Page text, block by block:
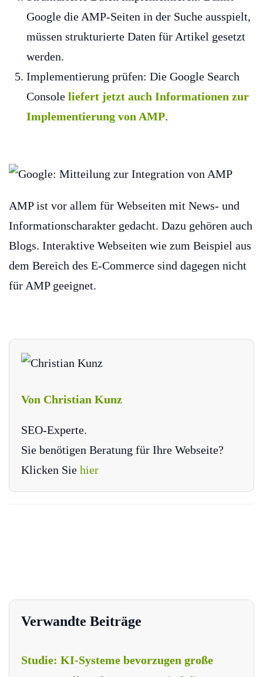
Google die AMP-Seiten in der Suche ausspielt,
müssen strukturierte Daten für Artikel gesetzt
werden.
Implementierung prüfen: Die Google Search
Console liefert jetzt auch Informationen zur
Implementierung von AMP.
AMP ist vor allem für Webseiten mit News- und
Informationscharakter gedacht. Dazu gehören auch
Blogs. Interaktive Webseiten wie zum Beispiel aus
dem Bereich des E-Commerce sind dagegen nicht
für AMP geeignet.
Von Christian Kunz
SEO-Experte.
Sie benötigen Beratung für Ihre Webseite?
Klicken Sie hier
Verwandte Beiträge
Studie: KI-Systeme bevorzugen große